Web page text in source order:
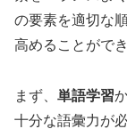
の要素を適切な
高めることができ
まず、 単語学習
十分な語彙力が